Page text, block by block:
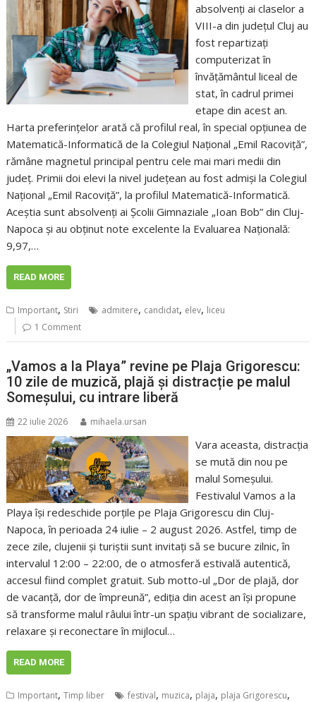
absolvenți ai claselor a
VIII-a din județul Cluj au
fost repartizați
computerizat în
învățământul liceal de
stat, în cadrul primei
etape din acest an.
Harta preferințelor arată că profilul real, în special opțiunea de
Matematică-Informatică de la Colegiul Național „Emil Racoviță”,
rămâne magnetul principal pentru cele mai mari medii din
județ. Primii doi elevi la nivel județean au fost admiși la Colegiul
Național „Emil Racoviță”, la profilul Matematică-Informatică.
Aceștia sunt absolvenți ai Școlii Gimnaziale „Ioan Bob” din Cluj-
Napoca și au obținut note excelente la Evaluarea Națională:
9,97,…
READ MORE
Important, Stiri admitere, candidat, elev, liceu
1 Comment
„Vamos a la Playa” revine pe Plaja Grigorescu:
10 zile de muzică, plajă și distracție pe malul
Someșului, cu intrare liberă
22 iulie 2026 mihaela.ursan
Vara aceasta, distracția
se mută din nou pe
malul Someșului.
Festivalul Vamos a la
Playa își redeschide porțile pe Plaja Grigorescu din Cluj-
Napoca, în perioada 24 iulie – 2 august 2026. Astfel, timp de
zece zile, clujenii și turiștii sunt invitați să se bucure zilnic, în
intervalul 12:00 – 22:00, de o atmosferă estivală autentică,
accesul fiind complet gratuit. Sub motto-ul „Dor de plajă, dor
de vacanță, dor de împreună”, ediția din acest an își propune
să transforme malul râului într-un spațiu vibrant de socializare,
relaxare și reconectare în mijlocul…
READ MORE
Important,Timp liber festival, muzica, plaja, plaja Grigorescu,